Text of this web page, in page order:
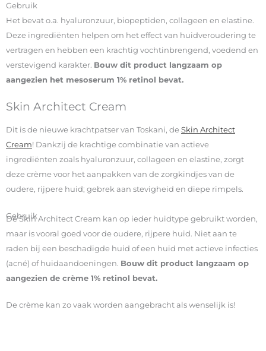
Gebruik
Het bevat o.a. hyaluronzuur, biopeptiden, collageen en elastine.
Deze ingrediënten helpen om het effect van huidveroudering te
vertragen en hebben een krachtig vochtinbrengend, voedend en
verstevigend karakter. Bouw dit product langzaam op
aangezien het mesoserum 1% retinol bevat.
Skin Architect Cream
Dit is de nieuwe krachtpatser van Toskani, de Skin Architect
Cream! Dankzij de krachtige combinatie van actieve
ingrediënten zoals hyaluronzuur, collageen en elastine, zorgt
deze crème voor het aanpakken van de zorgkindjes van de
oudere, rijpere huid; gebrek aan stevigheid en diepe rimpels.
Gebruik
De Skin Architect Cream kan op ieder huidtype gebruikt worden,
maar is vooral goed voor de oudere, rijpere huid. Niet aan te
raden bij een beschadigde huid of een huid met actieve infecties
(acné) of huidaandoeningen. Bouw dit product langzaam op
aangezien de crème 1% retinol bevat.
De crème kan zo vaak worden aangebracht als wenselijk is!